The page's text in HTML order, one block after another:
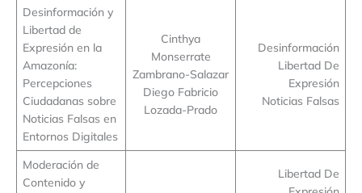
Desinformación y
Libertad de
Expresión en la
Amazonía:
Percepciones
Ciudadanas sobre
Noticias Falsas en
Entornos Digitales
Cinthya
Monserrate
Zambrano-Salazar
Diego Fabricio
Lozada-Prado
Desinformación
Libertad De
Expresión
Noticias Falsas
Moderación de
Contenido y
Libertad De